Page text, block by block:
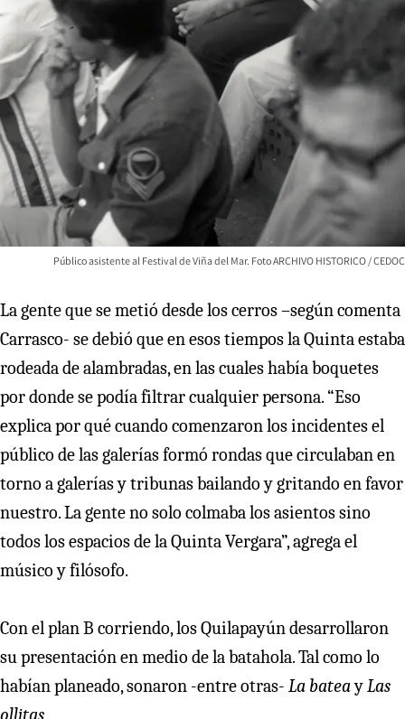
Público asistente al Festival de Viña del Mar. Foto ARCHIVO HISTORICO / CEDOC
La gente que se metió desde los cerros –según comenta
Carrasco- se debió que en esos tiempos la Quinta estaba
rodeada de alambradas, en las cuales había boquetes
por donde se podía filtrar cualquier persona. “Eso
explica por qué cuando comenzaron los incidentes el
público de las galerías formó rondas que circulaban en
torno a galerías y tribunas bailando y gritando en favor
nuestro. La gente no solo colmaba los asientos sino
todos los espacios de la Quinta Vergara”, agrega el
músico y filósofo.
Con el plan B corriendo, los Quilapayún desarrollaron
su presentación en medio de la batahola. Tal como lo
habían planeado, sonaron -entre otras- La bateayLas
ollitas.